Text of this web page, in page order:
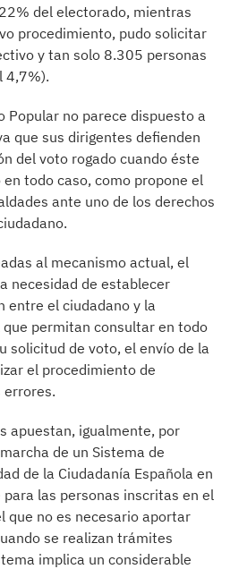
del electorado, mientras
procedimiento, pudo solicitar
y tan solo 8.305 personas
4,7%).
Popular no parece dispuesto a
que sus dirigentes defienden
del voto rogado cuando éste
todo caso, como propone el
ante uno de los derechos
al mecanismo actual, el
necesidad de establecer
entre el ciudadano y la
permitan consultar en todo
solicitud de voto, el envío de la
el procedimiento de
errores.
apuestan, igualmente, por
de un Sistema de
de la Ciudadanía Española en
las personas inscritas en el
que no es necesario aportar
se realizan trámites
implica un considerable